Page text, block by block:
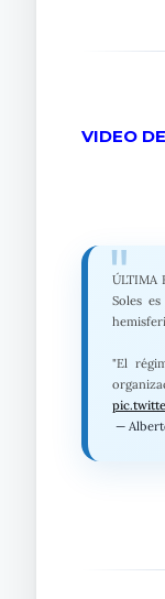
VIDEO
ÚLTIMA
Soles
"El
—